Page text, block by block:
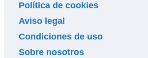
Política de cookies
Aviso legal
Condiciones de uso
Sobre nosotros